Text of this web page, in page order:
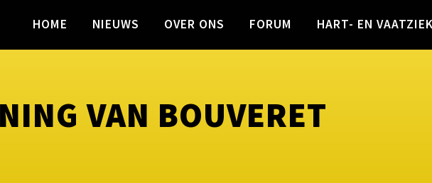
HOME NIEUWS OVER ONS FORUM HART- EN
VAN BOUVERET